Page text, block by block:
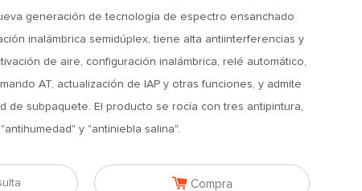
generación de tecnología de espectro ensanchado
inalámbrica semidúplex, tiene alta antiinterferencias y
de aire, configuración inalámbrica, relé automático,
AT, actualización de IAP y otras funciones, y admite
de subpaquete. El producto se rocía con tres antipintura,
y "antiniebla salina".
 Compra